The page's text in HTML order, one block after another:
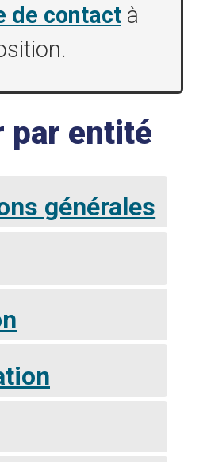
de contact à
par entité
générales